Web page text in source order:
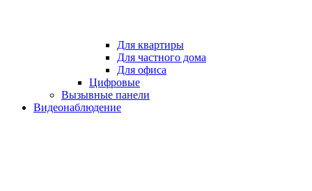
Для квартиры
Для частного дома
Для офиса
Цифровые
Вызывные панели
Видеонаблюдение